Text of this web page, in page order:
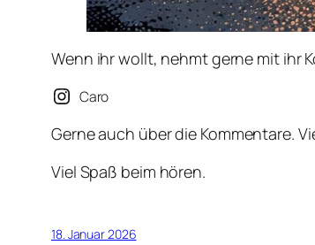
Wenn ihr wollt, nehmt gerne mit ihr
Caro
Gerne auch über die Kommentare.
Viel Spaß beim hören.
18. Januar 2026